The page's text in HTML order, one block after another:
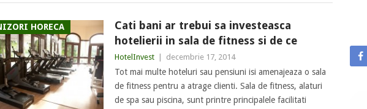
HORECA
Cati bani ar trebui sa investeasca
hotelierii in sala de fitness si de ce
HotelInvest decembrie 17, 2014
Tot mai multe hoteluri sau pensiuni isi amenajeaza o sala
de fitness pentru a atrage clienti. Sala de fitness, alaturi
de spa sau piscina, sunt printre principalele facilitati